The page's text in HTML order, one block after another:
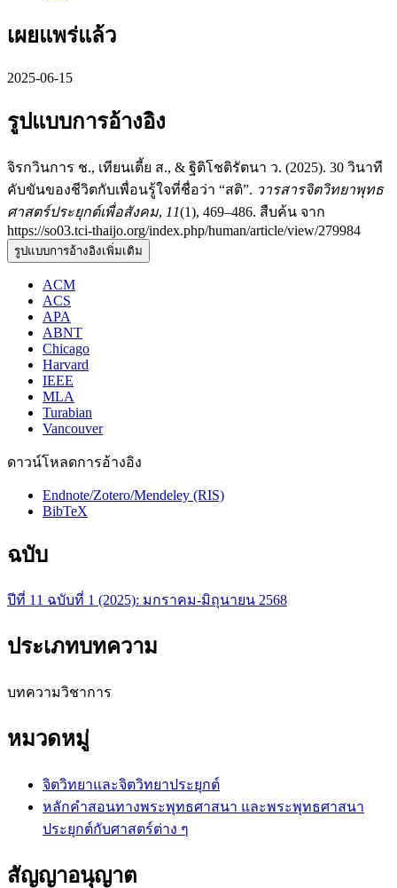
เผยแพร่แล้ว
2025-06-15
รูปแบบการอ้างอิง
จิรกวินการ ช., เทียนเตี้ย ส., & ฐิติโชติรัตนา ว. (2025). 30 วินาที
คับขันของชีวิตกับเพื่อนรู้ใจที่ชื่อว่า “สติ”. วารสารจิตวิทยาพุทธ
ศาสตร์ประยุกต์เพื่อสังคม, 11(1), 469–486. สืบค้น จาก
https://so03.tci-thaijo.org/index.php/human/article/view/279984
รูปแบบการอ้างอิงเพิ่มเติม
ACM
ACS
APA
ABNT
Chicago
Harvard
IEEE
MLA
Turabian
Vancouver
ดาวน์โหลดการอ้างอิง
Endnote/Zotero/Mendeley (RIS)
BibTeX
ฉบับ
ปีที่ 11 ฉบับที่ 1 (2025): มกราคม-มิถุนายน 2568
ประเภทบทความ
บทความวิชาการ
หมวดหมู่
จิตวิทยาและจิตวิทยาประยุกต์
หลักคำสอนทางพระพุทธศาสนา และพระพุทธศาสนา
ประยุกต์กับศาสตร์ต่าง ๆ
สัญญาอนุญาต